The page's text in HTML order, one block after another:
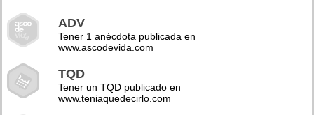
ADV
Tener 1 anécdota publicada en
www.ascodevida.com
TQD
Tener un TQD publicado en
www.teniaquedecirlo.com